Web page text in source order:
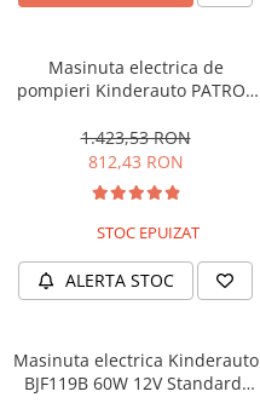
Masinuta electrica de
pompieri Kinderauto PATROL
1.423,53 RON
812,43 RON
STOC EPUIZAT
ALERTA STOC
Masinuta electrica Kinderauto
BJF119B 60W 12V Standard,